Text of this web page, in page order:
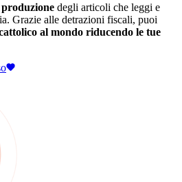
degli articoli che leggi e
Grazie alle detrazioni fiscali, puoi
al mondo riducendo le tue